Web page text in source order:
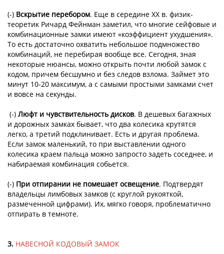
(-) Вскрытие перебором. Еще в середине XX в. физик-
теоретик Ричард Фейнман заметил, что многие сейфовые и
комбинационные замки имеют «коэффициент ухудшения».
То есть достаточно охватить небольшое подмножество
комбинаций, не перебирая вообще все. Сегодня, зная
некоторые нюансы, можно открыть почти любой замок с
кодом, причем бесшумно и без следов взлома. Займет это
минут 10-20 максимум, а с самыми простыми замками счет
и вовсе на секунды.
(-) Люфт и чувствительность дисков. В дешевых багажных
и дорожных замках бывает, что два колесика крутятся
легко, а третий подклинивает. Есть и другая проблема.
Если замок маленький, то при выставлении одного
колесика краем пальца можно запросто задеть соседнее, и
набираемая комбинация собьется.
(-) При отпирании не помешает освещение. Подтвердят
владельцы лимбовых замков (с круглой рукояткой,
размеченной цифрами). Их, мягко говоря, проблематично
отпирать в темноте.
3. НАВЕСНОЙ КОДОВЫЙ ЗАМОК